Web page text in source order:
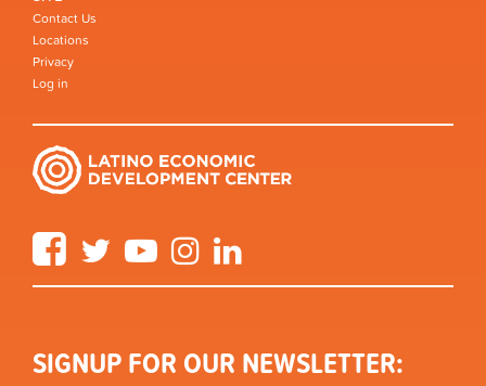
Contact Us
Locations
Privacy
Log in
FacebookTwitter YouTube Instagram
SIGNUP FOR OUR NEWSLETTER: